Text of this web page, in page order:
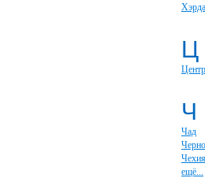
Ц
Ч
Чад
Чехия
ещё...